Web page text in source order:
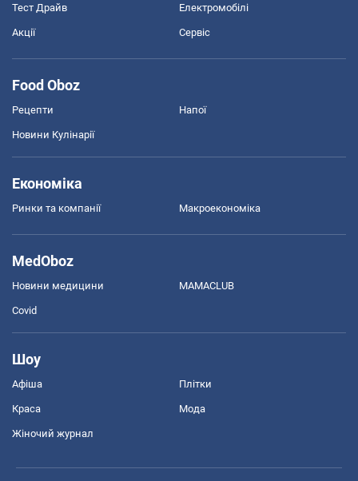
Тест Драйв Електромобілі
Акції Сервіс
Food Oboz
Рецепти Напої
Новини Кулінарії
Економіка
Ринки та компанії Макроекономіка
MedOboz
Новини медицини MAMACLUB
Covid
Шоу
Афіша Плітки
Краса Мода
Жіночий журнал